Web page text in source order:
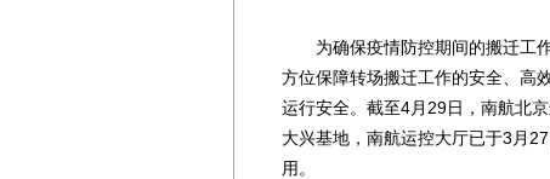
为确保疫情防控期间的搬迁工作
方位保障转场搬迁工作的安全、高
运行安全。截至4月29日，南航北
大兴基地，南航运控大厅已于3月
用。